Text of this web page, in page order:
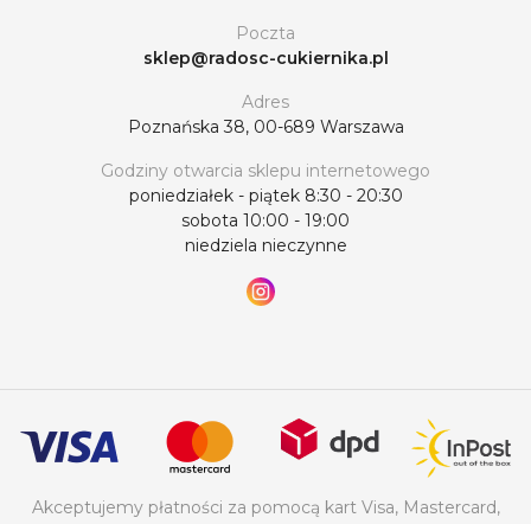
Poczta
sklep@radosc-cukiernika.pl
Adres
Poznańska 38, 00-689 Warszawa
Godziny otwarcia sklepu internetowego
poniedziałek - piątek 8:30 - 20:30
sobota 10:00 - 19:00
niedziela nieczynne
Akceptujemy płatności za pomocą kart Visa, Mastercard,